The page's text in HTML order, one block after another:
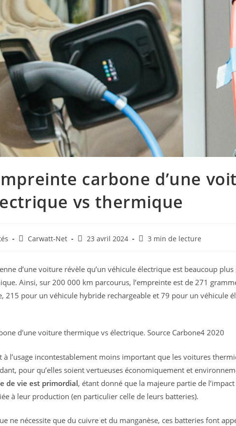
carbone d’une
vs thermique
Auteur/autrice
publication :
Carwatt-Net
Dernière
la
publication :
23 avril 2024
Temps
3 min de lecture
d’une voiture révèle qu’un véhicule électrique est beaucoup
Ainsi, sur 200 000 km parcourus, l’empreinte est de 271
215 pour un véhicule hybride rechargeable et 79 pour un véhicule
l’usage incontestablement moins important que les voitures
pour qu’elles soient vertueuses économiquement et
de vie est primordial, étant donné que la majeure partie de l’impact
à leur production (en particulier celle de leurs batteries).
ne nécessite que du cuivre et du manganèse, ces batteries font